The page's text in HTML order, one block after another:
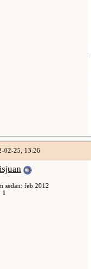
02-25, 13:26
sedan: feb 2012
1